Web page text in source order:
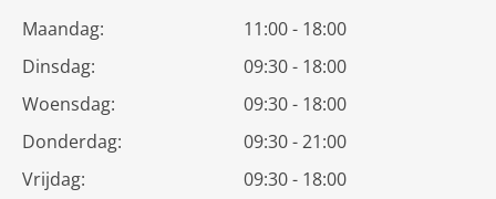
Maandag:
11:00 - 18:00
Dinsdag:
09:30 - 18:00
Woensdag:
09:30 - 18:00
Donderdag:
09:30 - 21:00
Vrijdag:
09:30 - 18:00